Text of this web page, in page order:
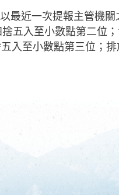
最近一次提報主管機關
五入至小數點第二位
入至小數點第三位；